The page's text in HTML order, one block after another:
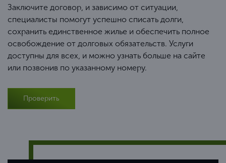
Заключите договор, и зависимо от ситуации,
специалисты помогут успешно списать долги,
сохранить единственное жилье и обеспечить полное
освобождение от долговых обязательств. Услуги
доступны для всех, и можно узнать больше на сайте
или позвонив по указанному номеру.
Проверить